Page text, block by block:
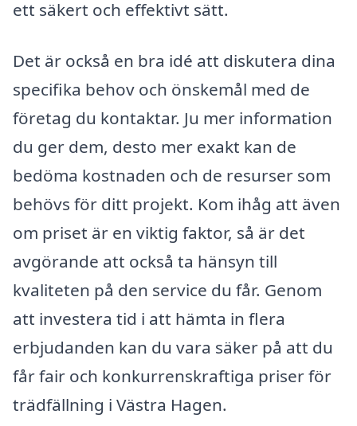
ett säkert och effektivt sätt.
Det är också en bra idé att diskutera dina
specifika behov och önskemål med de
företag du kontaktar. Ju mer information
du ger dem, desto mer exakt kan de
bedöma kostnaden och de resurser som
behövs för ditt projekt. Kom ihåg att även
om priset är en viktig faktor, så är det
avgörande att också ta hänsyn till
kvaliteten på den service du får. Genom
att investera tid i att hämta in flera
erbjudanden kan du vara säker på att du
får fair och konkurrenskraftiga priser för
trädfällning i Västra Hagen.